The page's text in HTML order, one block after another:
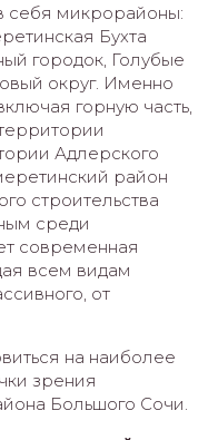
себя микрорайоны:
Бухта
городок, Голубые
округ. Именно
горную часть,
Адлерского
район
строительства
среди
современная
всем видам
от
на наиболее
зрения
Большого Сочи.